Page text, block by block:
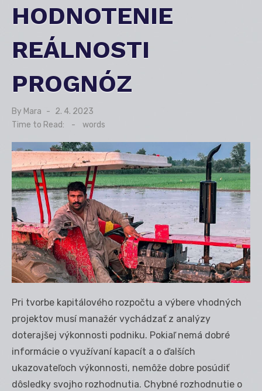
HODNOTENIE
REÁLNOSTI
PROGNÓZ
By Mara
Posted
on
2. 4. 2023
Time to Read:
- words
Pri tvorbe kapitálového rozpočtu a výbere vhodných
projektov musí manažér vychádzať z analýzy
doterajšej výkonnosti podniku. Pokiaľ nemá dobré
informácie o využívaní kapacít a o ďalších
ukazovateľoch výkonnosti, nemôže dobre posúdiť
dôsledky svojho rozhodnutia. Chybné rozhodnutie o